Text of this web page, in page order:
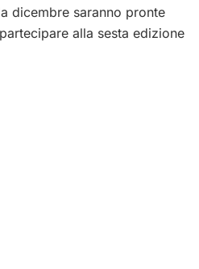
dicembre saranno pronte
alla sesta edizione